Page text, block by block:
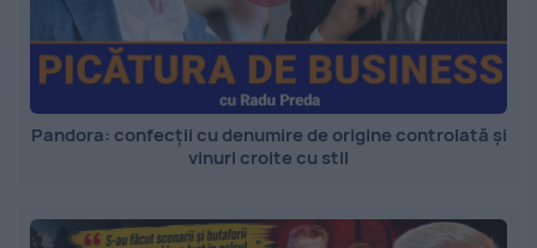
Pandora: confecții cu denumire de origine controlată și
vinuri croite cu stil